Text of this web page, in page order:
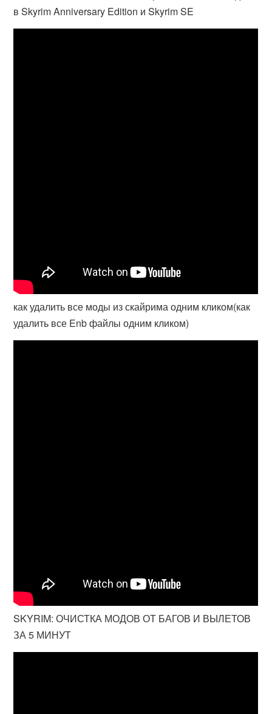
в Skyrim Anniversary Edition и Skyrim SE
как удалить все моды из скайрима одним кликом(как
удалить все Enb файлы одним кликом)
SKYRIM: ОЧИСТКА МОДОВ ОТ БАГОВ И ВЫЛЕТОВ
ЗА 5 МИНУТ